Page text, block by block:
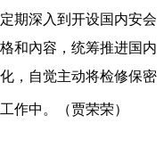
期深入到开设国内安会
和內容，统筹推进国内
，自觉主动将检修保密
作中。（贾荣荣）